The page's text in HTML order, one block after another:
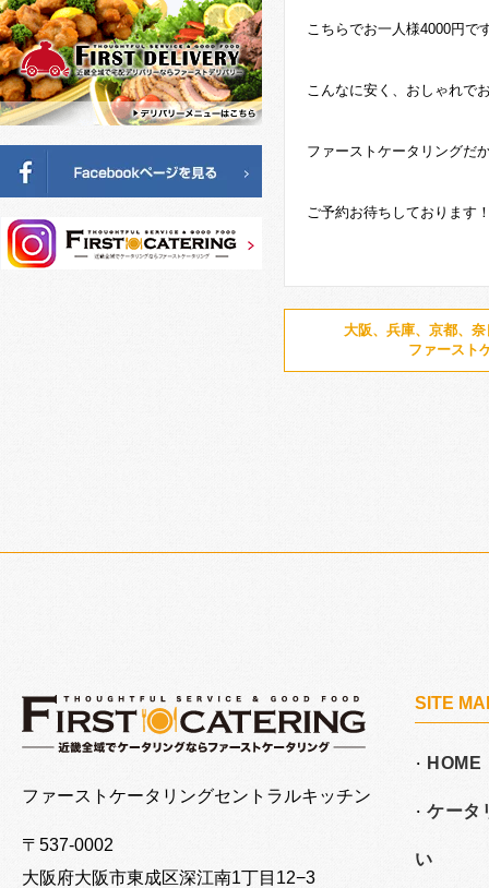
こちらでお一人様4000円で
こんなに安く、おしゃれで
ファーストケータリングだ
ご予約お待ちしております
大阪、兵庫、京都、
ファースト
ファーストケータリングセントラルキッチン
〒537-0002
大阪府大阪市東成区深江南1丁目12−3
SITE
HOME
ケータ
い